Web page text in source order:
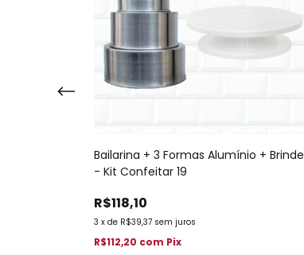
Bailarina + 3 Formas Alumínio + Brinde
- Kit Confeitar 19
R$118,10
3 x de R$39,37 sem juros
R$112,20 com Pix